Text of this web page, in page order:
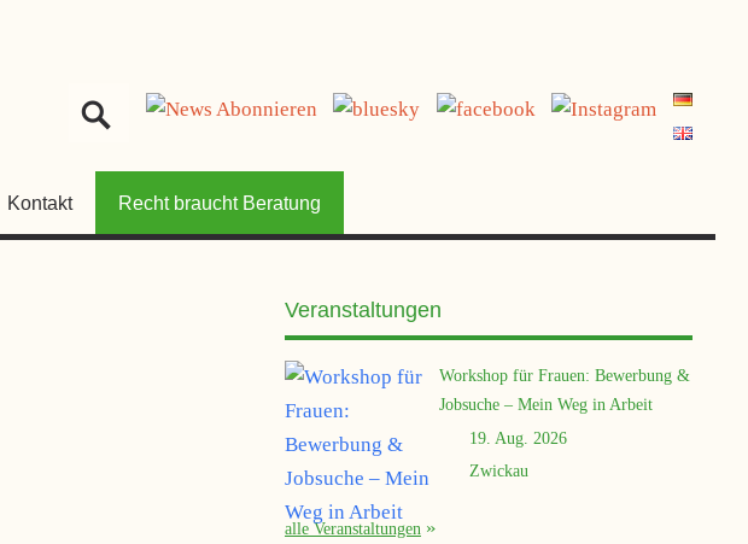
Kontakt Recht braucht Beratung
Veranstaltungen
Workshop für Frauen: Bewerbung &
Jobsuche – Mein Weg in Arbeit
19. Aug. 2026
Zwickau
alle Veranstaltungen